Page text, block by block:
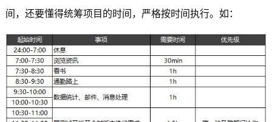
间，还要懂得统筹项目的时间，严格按时间执行。如：